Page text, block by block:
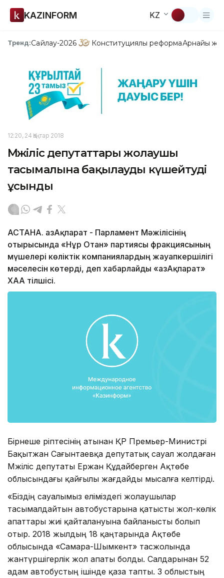
KAZINFORM KZ
Тренд:Сайлау-2026 Конституциялық реформаАрнайы
12:20, 24 Қаңтар 2018
Мәжіліс депутаттары жолаушы
тасымалына бақылауды күшейтуді
ұсынды
АСТАНА. ҚазАқпарат - Парламент Мәжілісінің
отырысында «Нұр Отан» партиясы фракциясының
мүшелері көліктік компаниялардың жауапкершілігі
мәселесін көтерді, деп хабарлайды «ҚазАқпарат»
ХАА тілшісі.
Бірнеше әріптесінің атынан ҚР Премьер-Министрі
Бақытжан Сағынтаевқа депутатық сауал жолдаған
Мәжіліс депутаты Ержан Құдайберген Ақтөбе
облысындағы қайғылы жағдайды мысалға келтірді.
«Біздің сауалымыз еліміздегі жолаушылар
тасымалдайтын автобустарына қатысты жол-көлік
апаттары жиі қайталануына байланысты болып
отыр. 2018 жылдың 18 қаңтарында Ақтөбе
облысында «Самара-Шымкент» тасжолында
жантүршігерлік жол апаты болды. Салдарынан 52
адам автобустың ішінде қаза тапты. 3 облыстың